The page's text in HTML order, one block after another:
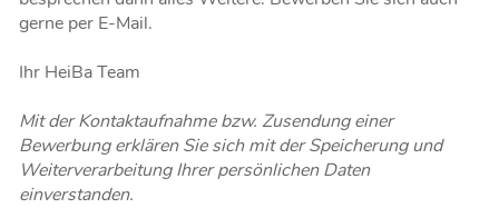
gerne per E-Mail.
Ihr HeiBa Team
Mit der Kontaktaufnahme bzw. Zusendung einer
Bewerbung erklären Sie sich mit der Speicherung und
Weiterverarbeitung Ihrer persönlichen Daten
einverstanden.